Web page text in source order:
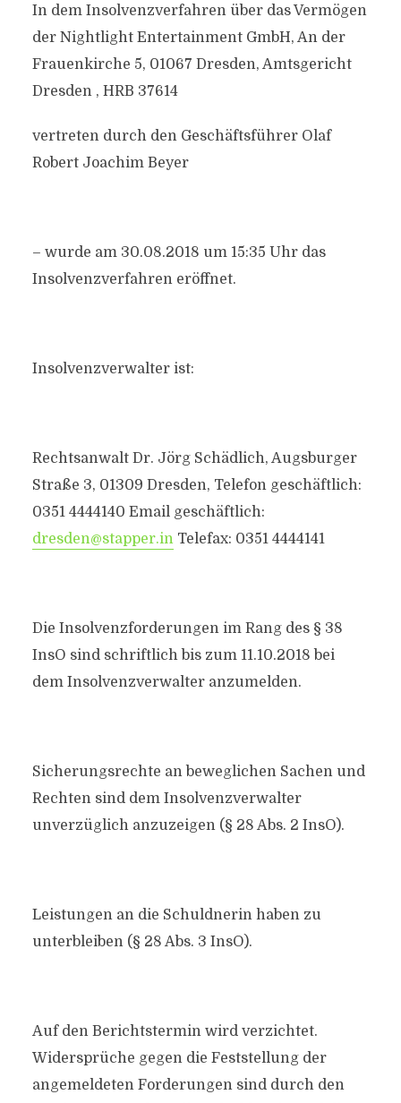
In dem Insolvenzverfahren über das Vermögen
der Nightlight Entertainment GmbH, An der
Frauenkirche 5, 01067 Dresden, Amtsgericht
Dresden , HRB 37614
vertreten durch den Geschäftsführer Olaf
Robert Joachim Beyer
– wurde am 30.08.2018 um 15:35 Uhr das
Insolvenzverfahren eröffnet.
Insolvenzverwalter ist:
Rechtsanwalt Dr. Jörg Schädlich, Augsburger
Straße 3, 01309 Dresden, Telefon geschäftlich:
0351 4444140 Email geschäftlich:
dresden@stapper.inTelefax: 0351 4444141
Die Insolvenzforderungen im Rang des § 38
InsO sind schriftlich bis zum 11.10.2018 bei
dem Insolvenzverwalter anzumelden.
Sicherungsrechte an beweglichen Sachen und
Rechten sind dem Insolvenzverwalter
unverzüglich anzuzeigen (§ 28 Abs. 2 InsO).
Leistungen an die Schuldnerin haben zu
unterbleiben (§ 28 Abs. 3 InsO).
Auf den Berichtstermin wird verzichtet.
Widersprüche gegen die Feststellung der
angemeldeten Forderungen sind durch den